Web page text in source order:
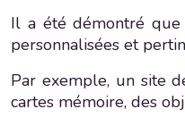
Il a été démontré que
personnalisées et
Par exemple, un site
cartes mémoire, des